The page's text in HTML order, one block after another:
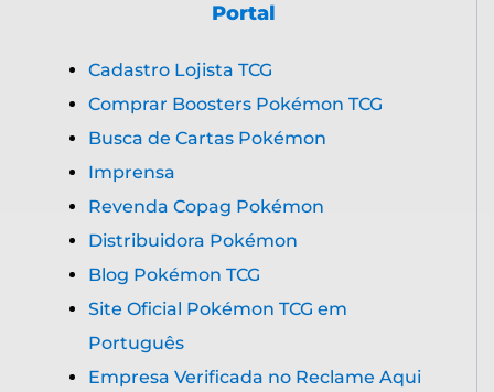
Portal
Cadastro Lojista TCG
Comprar Boosters Pokémon TCG
Busca de Cartas Pokémon
Imprensa
Revenda Copag Pokémon
Distribuidora Pokémon
Blog Pokémon TCG
Site Oficial Pokémon TCG em
Português
Empresa Verificada no Reclame Aqui